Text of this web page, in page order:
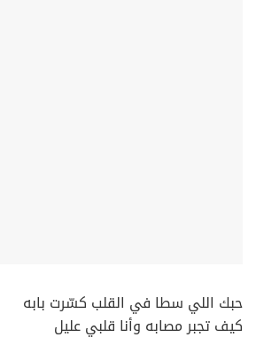
حبك اللي سطا في القلب كسّرت بابه
كيف تجبر مصابه وأنا قلبي عليل